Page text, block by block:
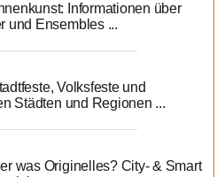
Informationen über
und Ensembles ...
Volksfeste und
Städten und Regionen ...
was Originelles? City- & Smart